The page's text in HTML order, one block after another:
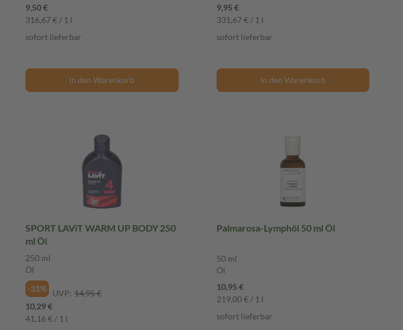
9,50 €
316,67 € / 1 l
sofort lieferbar
In den Warenkorb
9,95 €
331,67 € / 1 l
sofort lieferbar
In den Warenkorb
SPORT LAViT WARM UP BODY 250
ml Öl
250 ml
Öl
-31%
UVP: 14,95 €
10,29 €
41,16 € / 1 l
Palmarosa-Lymphöl 50 ml Öl
50 ml
Öl
10,95 €
219,00 € / 1 l
sofort lieferbar